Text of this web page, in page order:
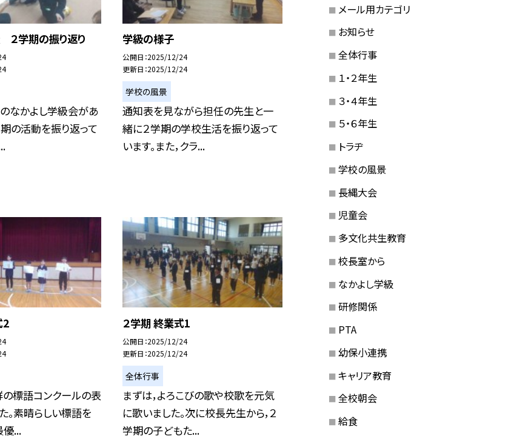
２学期の振り返り
なかよし学級会があ
期の活動を振り返って
学級の様子
公開日 2025/12/24
更新日 2025/12/24
学校の風景
通知表を見ながら担任の先生と一
緒に２学期の学校生活を振り返って
います。また，クラ...
2
標語コンクールの表
。素晴らしい標語を
優...
２学期 終業式1
公開日 2025/12/24
更新日 2025/12/24
全体行事
まずは，よろこびの歌や校歌を元気
に歌いました。次に校長先生から，２
学期の子どもた...
メール用カテゴリ
お知らせ
全体行事
１・２年生
３・４年生
５・６年生
トラヂ
学校の風景
長縄大会
児童会
多文化共生教育
校長室から
なかよし学級
研修関係
PTA
幼保小連携
キャリア教育
全校朝会
給食